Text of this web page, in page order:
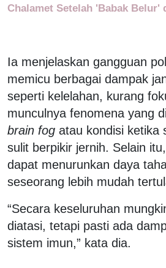
Chalamet Setelah 'Babak Belur'
Ia menjelaskan gangguan
memicu berbagai dampak
seperti kelelahan, kurang
munculnya fenomena yang
brain fog atau kondisi ketika
sulit berpikir jernih. Selain
dapat menurunkan daya
seseorang lebih mudah
“Secara keseluruhan
diatasi, tetapi pasti ada
sistem imun,” kata dia.